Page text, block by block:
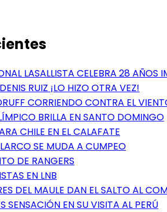
LASALLISTA CELEBRA 28 AÑOS
RUIZ ¡LO HIZO OTRA VEZ!
CORRIENDO CONTRA EL
BRILLA EN SANTO DOMINGO
CHILE EN EL CALAFATE
SE MUDA A CUMPEO
DE RANGERS
EN LNB
DEL MAULE DAN EL SALTO AL
SENSACIÓN EN SU VISITA AL PERÚ